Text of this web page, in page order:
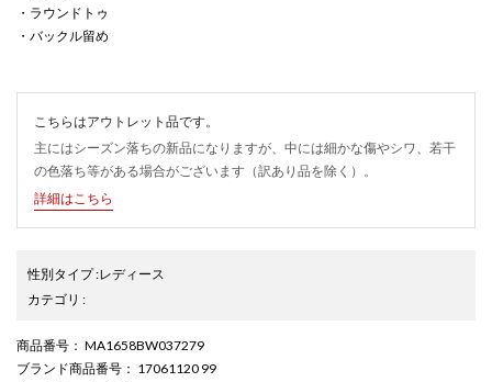
・ラウンドトゥ
・バックル留め
こちらはアウトレット品です。
主にはシーズン落ちの新品になりますが、中には細かな傷やシワ、若干
の色落ち等がある場合がございます（訳あり品を除く）。
詳細はこちら
性別タイプ:レディース
カテゴリ :
商品番号 ： MA1658BW037279
ブランド商品番号 ： 17061120 99